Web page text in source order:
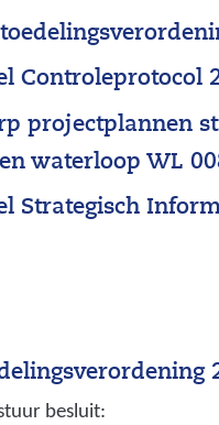
Controleprotocol
projectplannen
waterloop WL
Strategisch
besluit: